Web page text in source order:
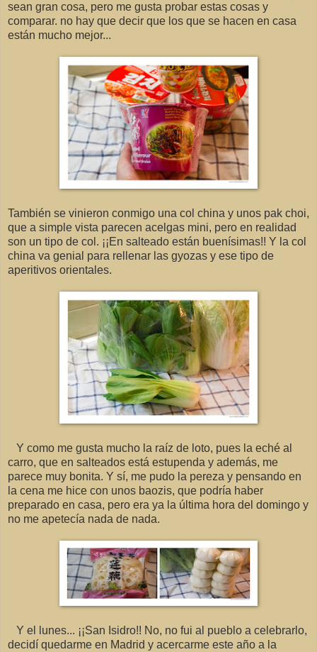
sean gran cosa, pero me gusta probar estas cosas y
comparar. no hay que decir que los que se hacen en casa
están mucho mejor...
También se vinieron conmigo una col china y unos pak choi,
que a simple vista parecen acelgas mini, pero en realidad
son un tipo de col. ¡¡En salteado están buenísimas!! Y la col
china va genial para rellenar las gyozas y ese tipo de
aperitivos orientales.
Y como me gusta mucho la raíz de loto, pues la eché al
carro, que en salteados está estupenda y además, me
parece muy bonita. Y sí, me pudo la pereza y pensando en
la cena me hice con unos baozis, que podría haber
preparado en casa, pero era ya la última hora del domingo y
no me apetecía nada de nada.
Y el lunes... ¡¡San Isidro!! No, no fui al pueblo a celebrarlo,
decidí quedarme en Madrid y acercarme este año a la